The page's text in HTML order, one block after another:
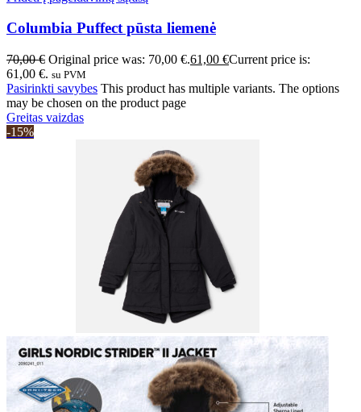
Columbia Puffect pūsta liemenė
70,00€ Original price was: 70,00 €.61,00 €Current price is:
61,00 €. su PVM
Pasirinkti savybes This product has multiple variants. The options
may be chosen on the product page
Greitas vaizdas
-15%